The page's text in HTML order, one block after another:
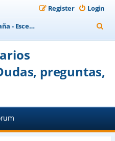
Login
Register
FSX España - Escenarios Ortofotográficos. Dudas, preguntas, comentarios . . .
e
preguntas,